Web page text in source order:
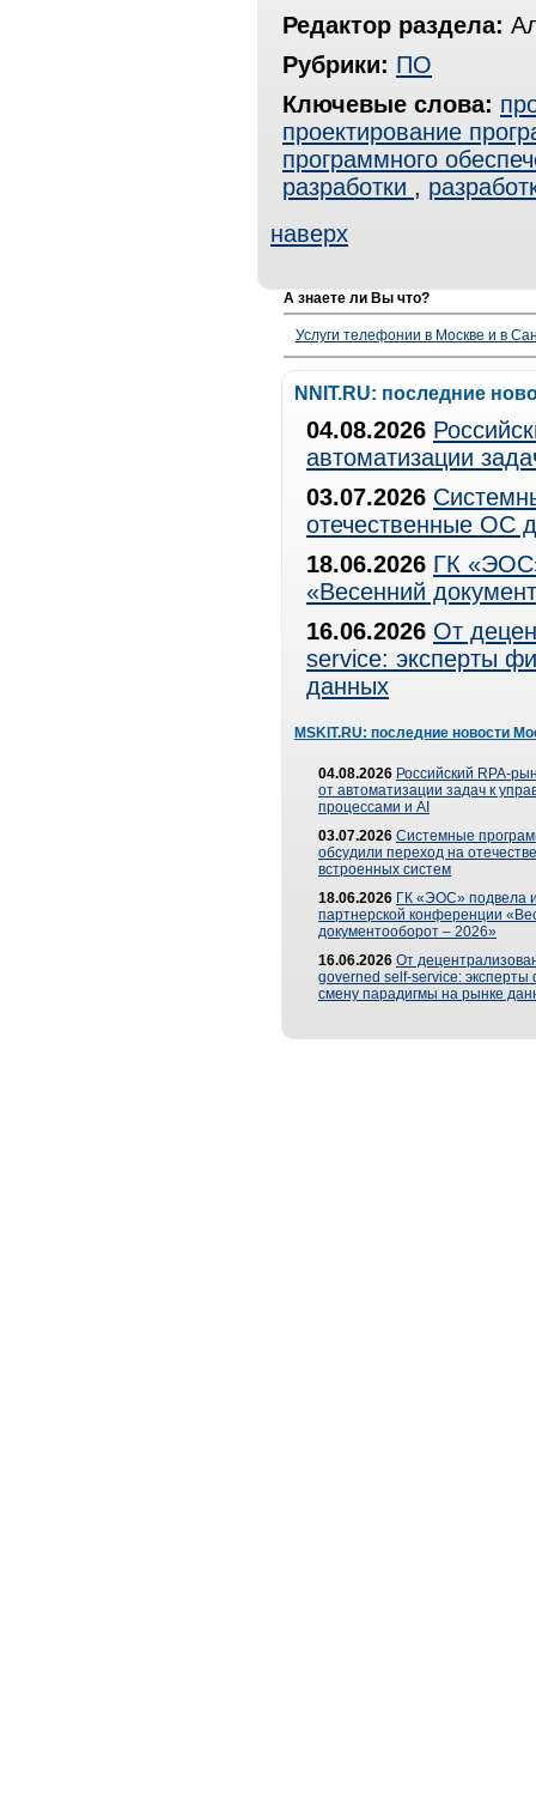
Редактор раздела:
Рубрики: ПО
Ключевые слова:
проектирование
программного
разработки ,
наверх
А знаете ли Вы что?
Услуги телефонии в Москве и в
NNIT.RU: последние
04.08.2026
автоматизации
03.07.2026
отечественные ОС
18.06.2026 ГК
«Весенний
16.06.2026 От
service: эксперты
данных
MSKIT.RU: последние новости
04.08.2026 Российский RPA-
от автоматизации задач к
процессами и AI
03.07.2026 Системные
обсудили переход на
встроенных систем
18.06.2026 ГК «ЭОС» подвела
партнерской конференции
документооборот – 2026»
16.06.2026 От
governed self-service: эксперты
смену парадигмы на рынке